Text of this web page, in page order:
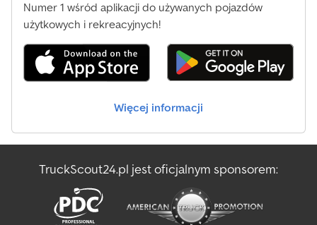
Bezpieczeństwo: ABS SILNIK PRACUJE
Numer 1 wśród aplikacji do używanych pojazdów
użytkowych i rekreacyjnych!
Więcej informacji
TruckScout24.pl jest oficjalnym sponsorem: